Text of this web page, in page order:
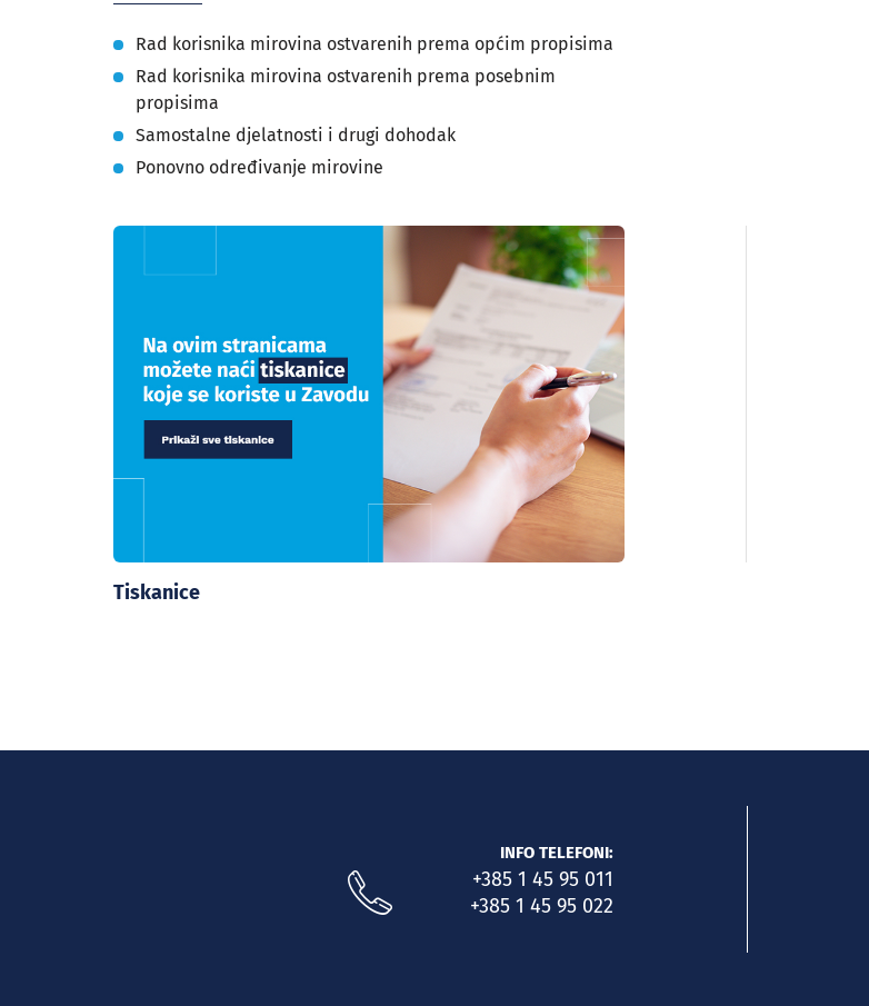
Rad korisnika mirovina ostvarenih prema općim propisima
Rad korisnika mirovina ostvarenih prema posebnim
propisima
Samostalne djelatnosti i drugi dohodak
Ponovno određivanje mirovine
Tiskanice
INFO TELEFONI:
+385 1 45 95 011
+385 1 45 95 022